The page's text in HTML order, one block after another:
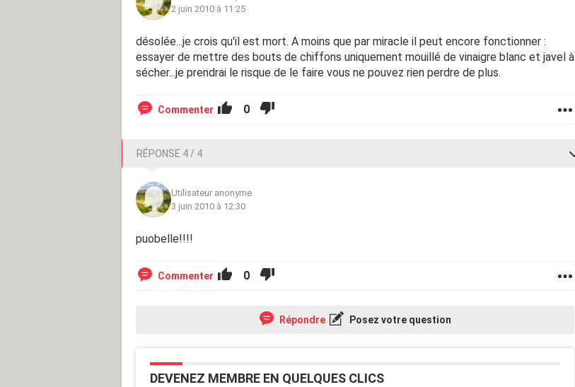
2 juin 2010 à 11:25
désolée...je crois qu'il est mort. A moins que par miracle il peut encore fonctionner :
essayer de mettre des bouts de chiffons uniquement mouillé de vinaigre blanc et javel à
sécher...je prendrai le risque de le faire vous ne pouvez rien perdre de plus.
Commenter 0
RÉPONSE 4 / 4
Utilisateur anonyme
3 juin 2010 à 12:30
puobelle!!!!
Commenter 0
Répondre Posez votre question
DEVENEZ MEMBRE EN QUELQUES CLICS